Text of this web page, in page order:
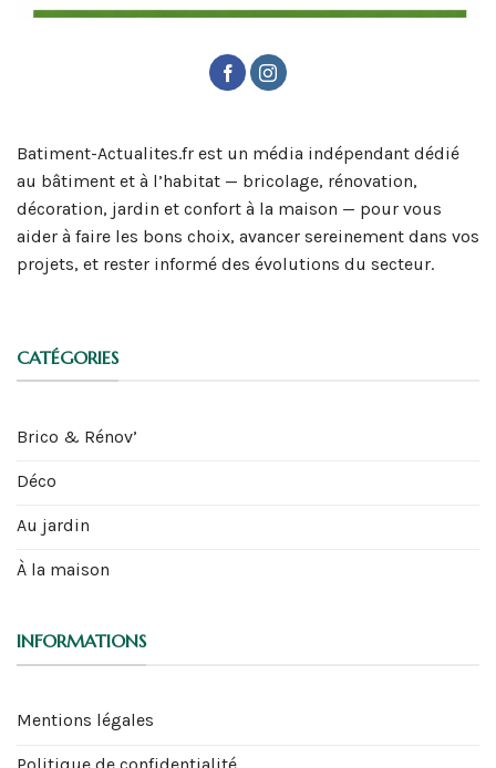
Batiment-Actualites.fr est un média indépendant dédié
au bâtiment et à l’habitat — bricolage, rénovation,
décoration, jardin et confort à la maison — pour vous
aider à faire les bons choix, avancer sereinement dans vos
projets, et rester informé des évolutions du secteur.
CATÉGORIES
Brico & Rénov’
Déco
Au jardin
À la maison
INFORMATIONS
Mentions légales